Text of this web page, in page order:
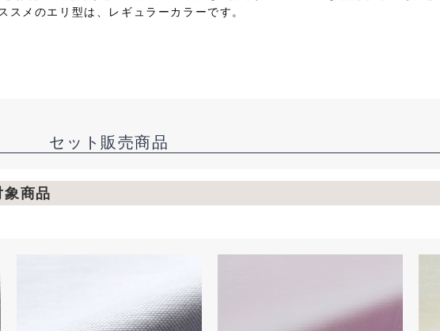
メのエリ型は、レギュラーカラーです。
セット販売商品
商品